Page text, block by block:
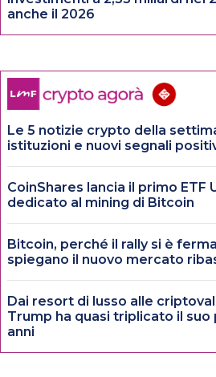
anche il 2026
Le 5 notizie crypto della
istituzioni e nuovi segnali
CoinShares lancia il primo ETF
dedicato al mining di Bitcoin
Bitcoin, perché il rally si è
spiegano il nuovo mercato
Dai resort di lusso alle
Trump ha quasi triplicato il suo
anni